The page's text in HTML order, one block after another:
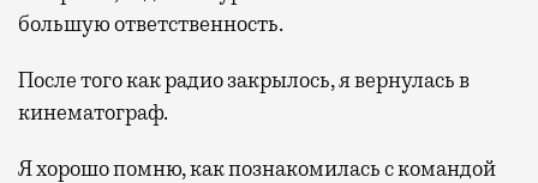
большую ответственность.
После того как радио закрылось, я вернулась в
кинематограф.
Я хорошо помню, как познакомилась с командой